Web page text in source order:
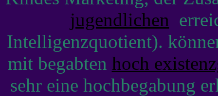
jugendlichen
Intelligenzquotient).
mit begabten hoch
sehr eine hochbegabung